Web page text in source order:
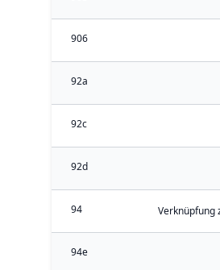
906
92a
92c
92d
94 Verknüpfung
94e